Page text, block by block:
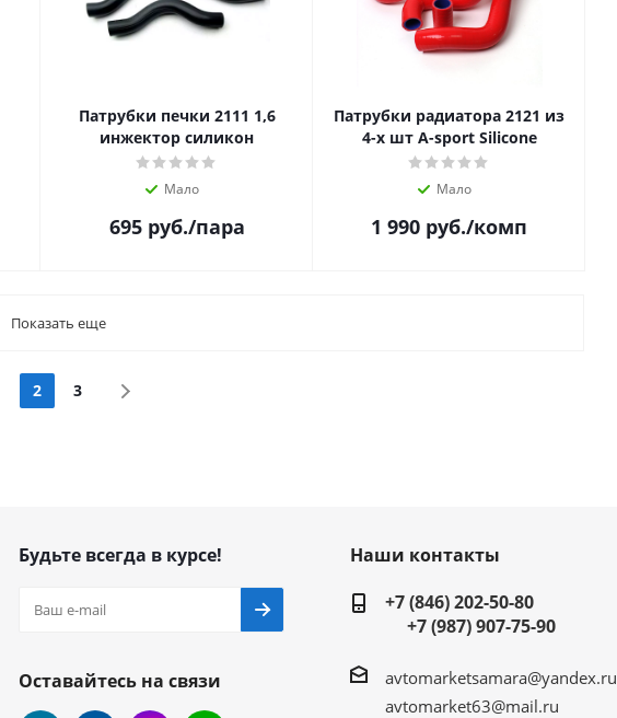
Патрубки печки 2111 1,6
инжектор силикон
Мало
695руб./пара
Патрубки радиатора 2121 из
4-х шт A-sport Silicone
Мало
1 990 руб./комп
Показать еще
2 3
Будьте всегда в курсе!
Оставайтесь на связи
Наши контакты
+7 (846) 202-50-80
+7 (987) 907-75-90
avtomarketsamara@yandex.ru
avtomarket63@mail.ru